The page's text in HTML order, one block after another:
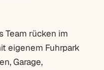
Team rücken im
eigenem Fuhrpark
Garage,